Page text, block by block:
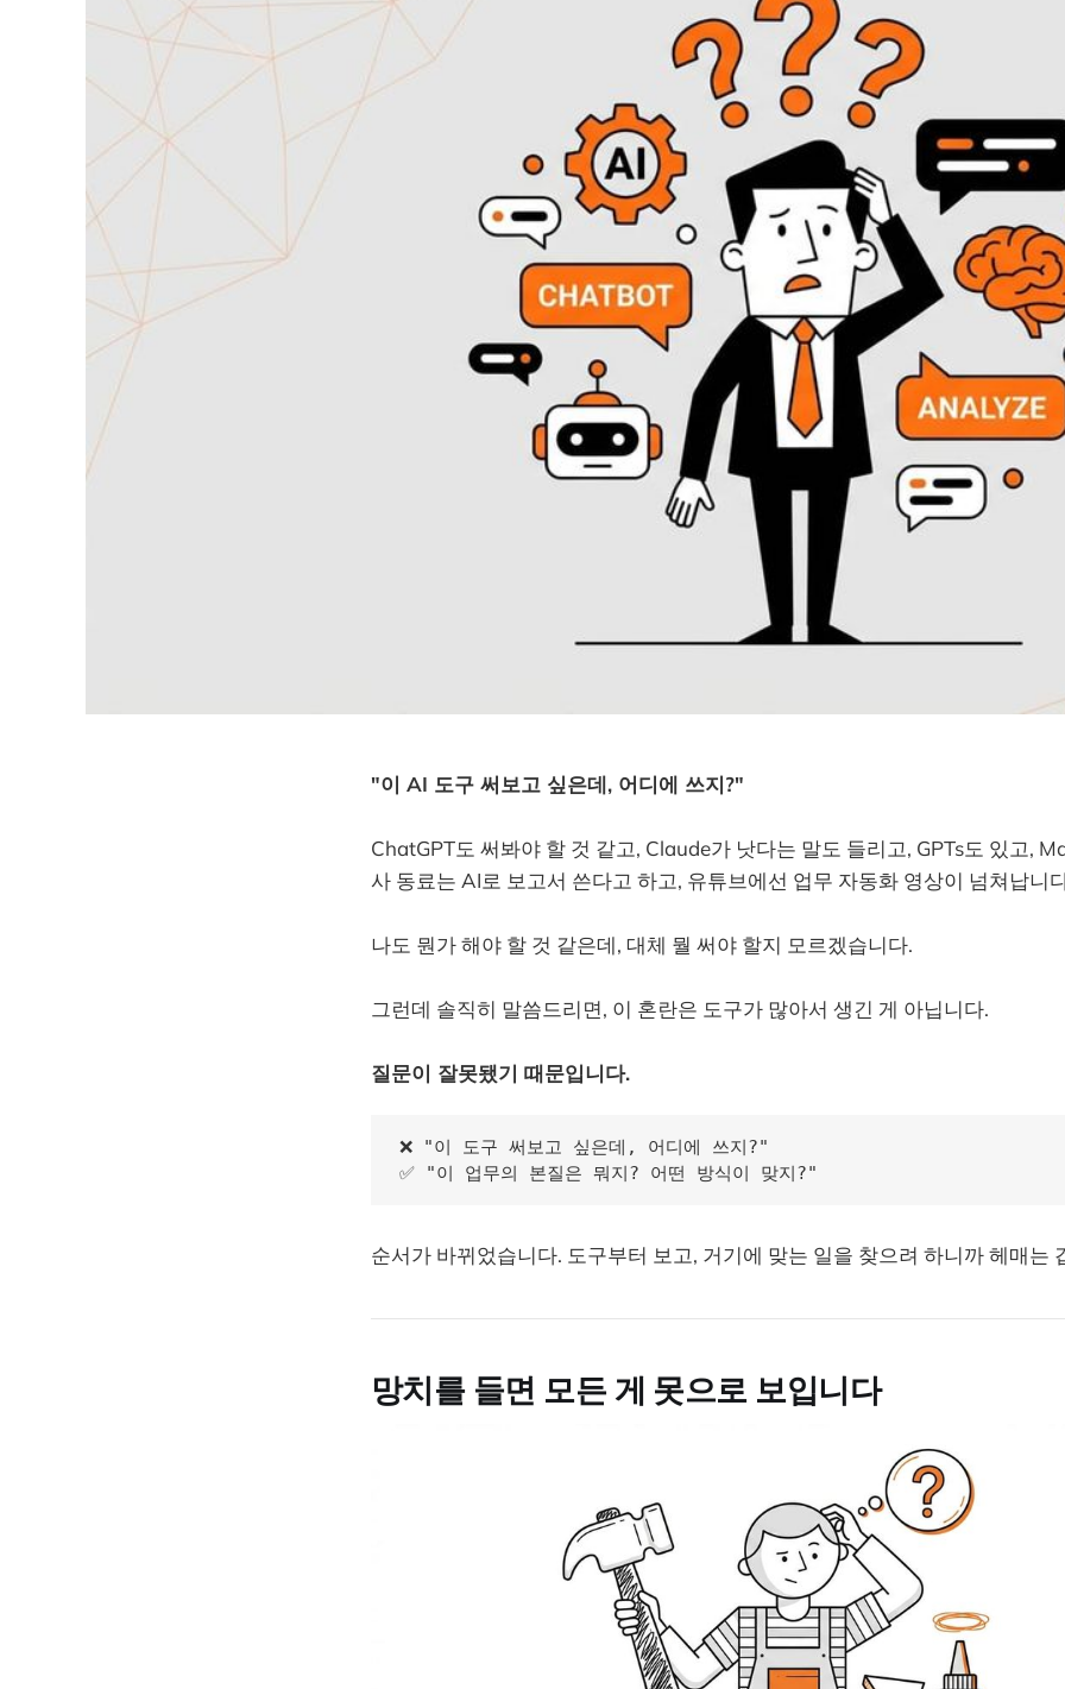
"이 AI 도구 써보고 싶은데, 어디에 쓰지?"
ChatGPT도 써봐야 할 것 같고, Claude가 낫다는 말도 들리고, GPTs도 있고,
사 동료는 AI로 보고서 쓴다고 하고, 유튜브에선 업무 자동화 영상이 넘쳐납니
나도 뭔가 해야 할 것 같은데, 대체 뭘 써야 할지 모르겠습니다.
그런데 솔직히 말씀드리면, 이 혼란은 도구가 많아서 생긴 게 아닙니다.
질문이 잘못됐기 때문입니다.
❌ "이 도구 써보고 싶은데, 어디에 쓰지?"
순서가 바뀌었습니다. 도구부터 보고, 거기에 맞는 일을 찾으려 하니까 헤매는
망치를 들면 모든 게 못으로 보입니다